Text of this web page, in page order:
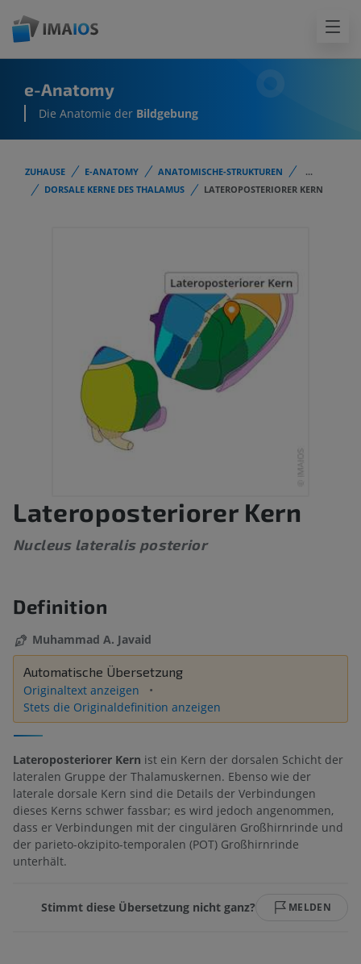
e-Anatomy
Die Anatomie der Bildgebung
ZUHAUSE E-ANATOMY ANATOMISCHE-STRUKTUREN
...
DORSALE KERNE DES THALAMUS
LATEROPOSTERIORER KERN
Lateroposteriorer Kern
Nucleus lateralis posterior
Definition
Muhammad A. Javaid
Automatische Übersetzung
Originaltext anzeigen
Stets die Originaldefinition anzeigen
Lateroposteriorer Kern ist ein Kern der dorsalen Schicht der
lateralen Gruppe der Thalamuskernen. Ebenso wie der
laterale dorsale Kern sind die Details der Verbindungen
dieses Kerns schwer fassbar; es wird jedoch angenommen,
dass er Verbindungen mit der cingulären Großhirnrinde und
der parieto-okzipito-temporalen (POT) Großhirnrinde
unterhält.
Stimmt diese Übersetzung nicht ganz? MELDEN